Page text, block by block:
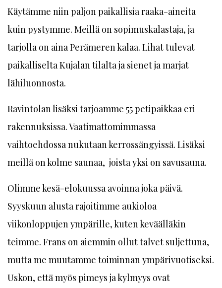
Käytämme niin paljon paikallisia raaka-aineita
kuin pystymme. Meillä on sopimuskalastaja, ja
tarjolla on aina Perämeren kalaa. Lihat tulevat
paikalliselta Kujalan tilalta ja sienet ja marjat
lähiluonnosta.
Ravintolan lisäksi tarjoamme 55 petipaikkaa eri
rakennuksissa. Vaatimattomimmassa
vaihtoehdossa nukutaan kerrossängyissä. Lisäksi
meillä on kolme saunaa, joista yksi on savusauna.
Olimme kesä-elokuussa avoinna joka päivä.
Syyskuun alusta rajoitimme aukioloa
viikonloppujen ympärille, kuten keväälläkin
teimme. Frans on aiemmin ollut talvet suljettuna,
mutta me muutamme toiminnan ympärivuotiseksi.
Uskon, että myös pimeys ja kylmyys ovat